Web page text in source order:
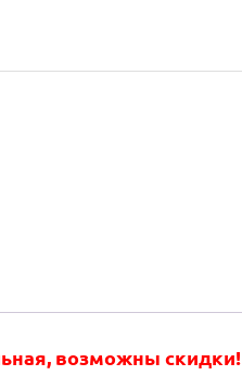
возможны скидки!